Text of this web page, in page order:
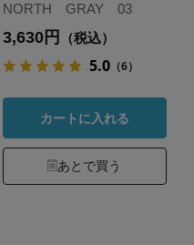
NORTH GRAY 03
3,630円 （税込）
5.0（6）
カートに入れる
あとで買う